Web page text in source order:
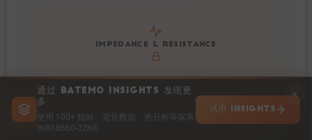
通过 BATEMO INSIGHTS 发现更
多
使用 100+ 指标、老化数据、热分析等探索
INR18650-32HE
试用 INSIGHTS
IMPEDANCE & RESISTANCE
Explore impedance spectrum and DCIR (SOC, T) of
INR18650-32HE
Explore heat generation and cell efficiency at different